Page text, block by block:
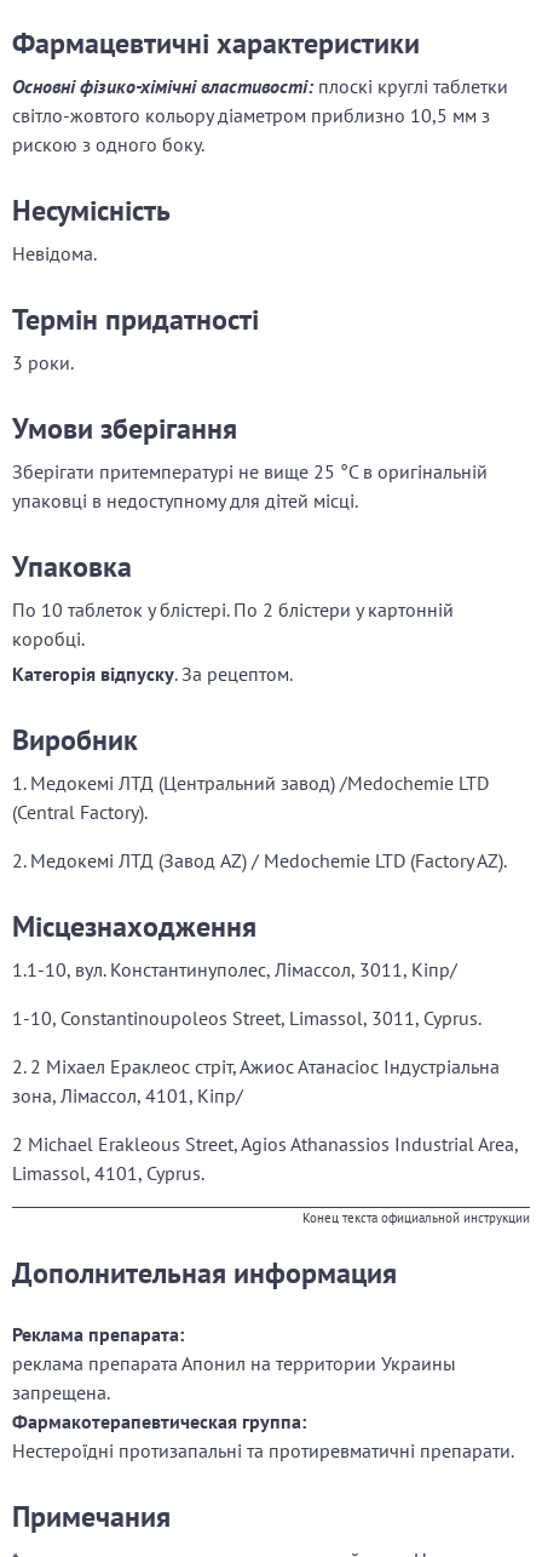
Фармацевтичні характеристики
Основні фізико-хімічні властивості: плоскі круглі таблетки
світло-жовтого кольору діаметром приблизно 10,5 мм з
рискою з одного боку.
Несумісність
Невідома.
Термін придатності
3 роки.
Умови зберігання
Зберігати притемпературі не вище 25 °С в оригінальній
упаковці в недоступному для дітей місці.
Упаковка
По 10 таблеток у блістері. По 2 блістери у картонній
коробці.
Категорія відпуску. За рецептом.
Виробник
1. Медокемі ЛТД (Центральний завод) /Medochemie LTD
(Central Factory).
2. Медокемі ЛТД (Завод AZ) / Medochemie LTD (Factory AZ).
Місцезнаходження
1.1-10, вул. Константинуполес, Лімассол, 3011, Кіпр/
1-10, Constantinoupoleos Street, Limassol, 3011, Cyprus.
2. 2 Міхаел Ераклеос стріт, Ажиос Атанасіос Індустріальна
зона, Лімассол, 4101, Кіпр/
2 Michael Erakleous Street, Agios Athanassios Industrial Area,
Limassol, 4101, Cyprus.
Конец текста официальной инструкции
Дополнительная информация
Реклама препарата:
реклама препарата Апонил на территории Украины
запрещена.
Фармакотерапевтическая группа:
Нестероїдні протизапальні та протиревматичні препарати.
Примечания